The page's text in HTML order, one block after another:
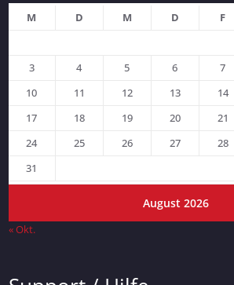
August 2026
M D M D F
3
4 5 6 7
10
11 12 13 14
17
18 19 20 21
24
25 26 27 28
31
« Okt.